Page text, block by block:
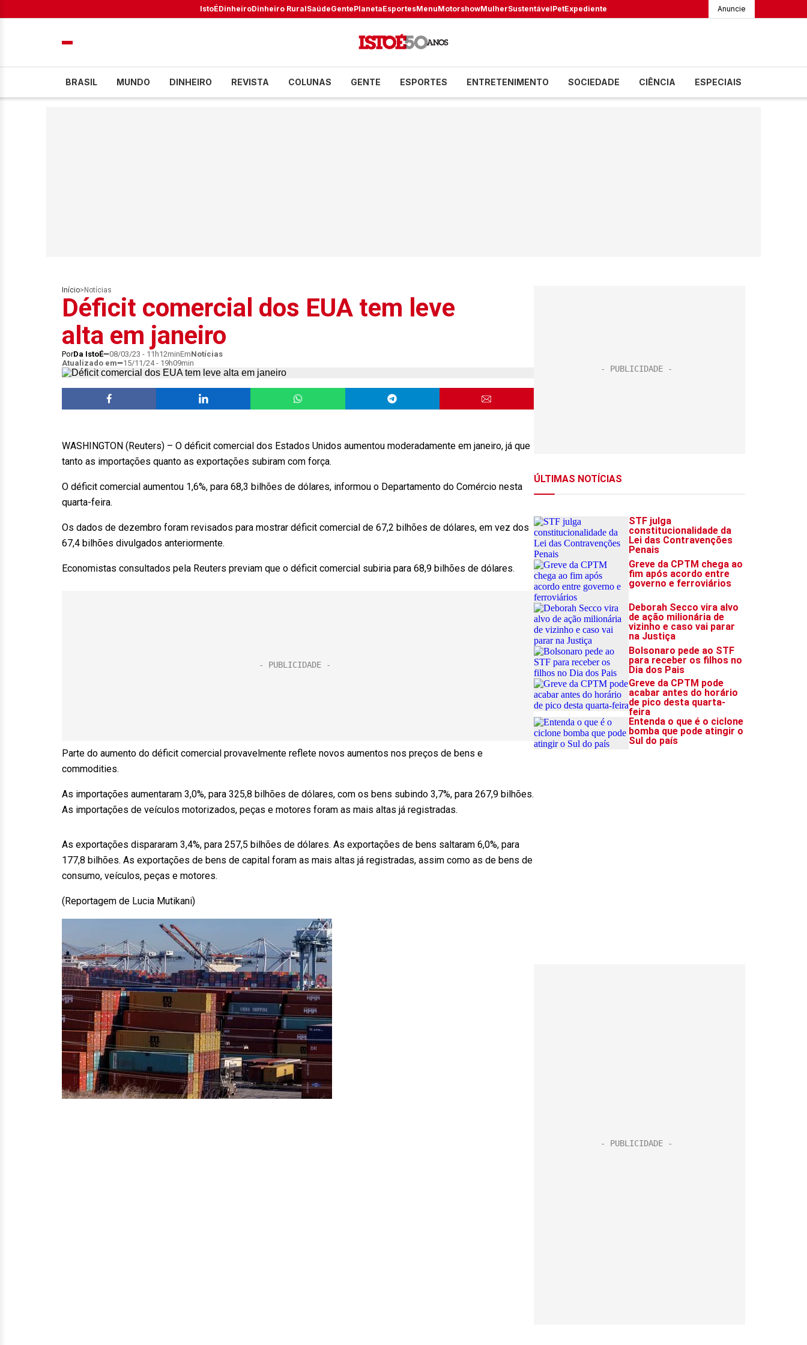
IstoÉDinheiroDinheiro RuralSaúdeGentePlanetaEsportesMenuMotorshowMulherSustentávelPetExpediente Anuncie
BRASIL MUNDO DINHEIRO REVISTA COLUNAS GENTE ESPORTES ENTRETENIMENTO SOCIEDADE CIÊNCIA ESPECIAIS
Início> Notícias
Déficit comercial dos EUA tem leve
alta em janeiro
PorDa IstoÉ 08/03/23 - 11h12minEmNotícias
Atualizado em
15/11/24 - 19h09min
WASHINGTON (Reuters) – O déficit comercial dos Estados Unidos aumentou moderadamente em janeiro, já que
tanto as importações quanto as exportações subiram com força.
O déficit comercial aumentou 1,6%, para 68,3 bilhões de dólares, informou o Departamento do Comércio nesta
quarta-feira.
Os dados de dezembro foram revisados para mostrar déficit comercial de 67,2 bilhões de dólares, em vez dos
67,4 bilhões divulgados anteriormente.
Economistas consultados pela Reuters previam que o déficit comercial subiria para 68,9 bilhões de dólares.
Parte do aumento do déficit comercial provavelmente reflete novos aumentos nos preços de bens e
commodities.
As importações aumentaram 3,0%, para 325,8 bilhões de dólares, com os bens subindo 3,7%, para 267,9 bilhões.
As importações de veículos motorizados, peças e motores foram as mais altas já registradas.
As exportações dispararam 3,4%, para 257,5 bilhões de dólares. As exportações de bens saltaram 6,0%, para
177,8 bilhões. As exportações de bens de capital foram as mais altas já registradas, assim como as de bens de
consumo, veículos, peças e motores.
(Reportagem de Lucia Mutikani)